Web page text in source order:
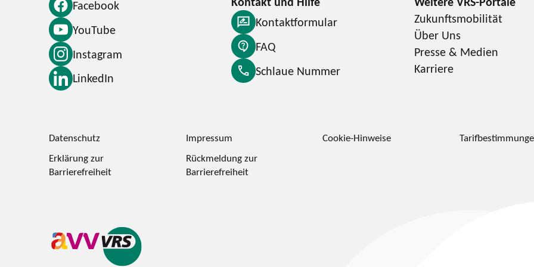
Facebook
YouTube
Instagram
LinkedIn
Kontaktformular
FAQ
Schlaue Nummer
Zukunftsmobilität
Über Uns
Presse & Medien
Karriere
Datenschutz Impressum Cookie-Hinweise
Erklärung zur
Barrierefreiheit
Rückmeldung zur
Barrierefreiheit